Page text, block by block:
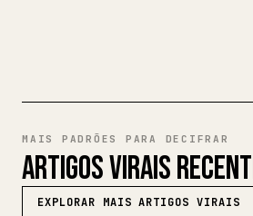
MAIS PADRÕES PARA DECIFRAR
ARTIGOS VIRAIS
EXPLORAR MAIS ARTIGOS VIRAIS